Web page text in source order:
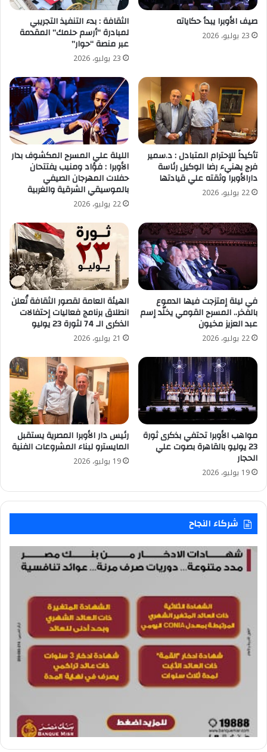
صيف الأوبرا يبدأ حكاياته
23 يوليو، 2026
الثقافة : بدء التنفيذ التجريبي
لمبادرة “أرسم حلمك” المقدمة
عبر منصة “حوار”
23 يوليو، 2026
تأكيداً للإحترام المتبادل : د.سمير
فرج يهنيء رضا الوكيل رئاسة
دارالأوبرا وثقته علي قيادتها
22 يوليو، 2026
الليلة علي المسرح المكشوف بدار
الأوبرا : فؤاد ومنيب يفتتحان
حفلات المهرجان الصيفي
بالموسيقي الشرقية والغربية
22 يوليو، 2026
في ليلة إمتزجت فيها الدموع
بالفخر.. المسرح القومي يخلّد إسم
عبد العزيز مخيون
22 يوليو، 2026
الهيئة العامة لقصور الثقافة تُعلن
انطلاق برنامج فعاليات إحتفالات
الذكرى الـ 74 لثورة 23 يوليو
21 يوليو، 2026
مواهب الأوبرا تحتفي بذكرى ثورة
23 يوليو بالقاهرة بصوت علي
الحجار
19 يوليو، 2026
رئيس دار الأوبرا المصرية يستقبل
المايسترو لبناء المشروعات الفنية
19 يوليو، 2026
شركاء النجاح